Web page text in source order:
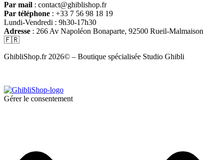
Par mail : contact@ghiblishop.fr
Par téléphone : +33 7 56 98 18 19
Lundi-Vendredi : 9h30-17h30
Adresse : 266 Av Napoléon Bonaparte, 92500 Rueil-Malmaison
🇫🇷
GhibliShop.fr 2026© – Boutique spécialisée Studio Ghibli
Gérer le consentement